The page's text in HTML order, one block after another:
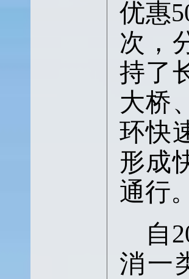
优惠
次，
持了
大桥
环快
形成
通行。
自
消一